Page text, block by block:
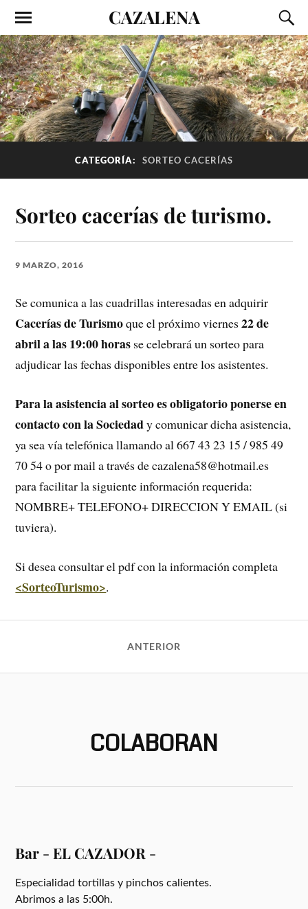
CAZALENA
CATEGORÍA: SORTEO CACERÍAS
Sorteo cacerías de turismo.
9 MARZO, 2016
Se comunica a las cuadrillas interesadas en adquirir
Cacerías de Turismoque el próximo viernes22 de
abril a las 19:00 horas se celebrará un sorteo para
adjudicar las fechas disponibles entre los asistentes.
Para la asistencia al sorteo es obligatorio ponerse en
contacto con la Sociedady comunicar dicha asistencia,
ya sea vía telefónica llamando al 667 43 23 15 / 985 49
70 54 o por mail a través de cazalena58@hotmail.es
para facilitar la siguiente información requerida:
NOMBRE+ TELEFONO+ DIRECCION Y EMAIL (si
tuviera).
Si desea consultar el pdf con la información completa
<SorteoTurismo>.
ANTERIOR
COLABORAN
Bar - EL CAZADOR -
Especialidad tortillas y pinchos calientes.
Abrimos a las 5:00h.